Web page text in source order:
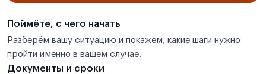
Поймёте, с чего начать
Разберём вашу ситуацию и покажем, какие шаги нужно
пройти именно в вашем случае.
Документы и сроки